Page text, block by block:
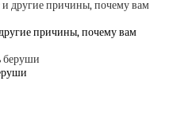
причины, почему вам